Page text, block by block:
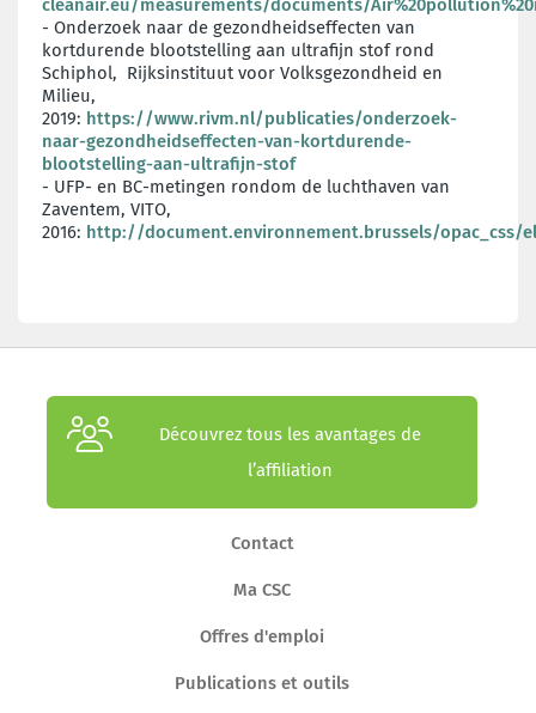
cleanair.eu/measurements/documents/
- Onderzoek naar de gezondheidseffecten van
kortdurende blootstelling aan ultrafijn stof rond
Schiphol, Rijksinstituut voor Volksgezondheid en
Milieu,
2019: https://www.rivm.nl/publicaties/onderzoek-
naar-gezondheidseffecten-van-kortdurende-
blootstelling-aan-ultrafijn-stof
- UFP- en BC-metingen rondom de luchthaven van
Zaventem, VITO,
2016: http://document.environnement.brussels/opac_css/
Découvrez tous les avantages de
l’affiliation
Contact
Ma CSC
Offres d'emploi
Publications et outils